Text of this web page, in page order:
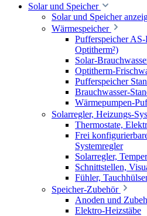
Solar und Speicher
Solar und Speicher
Wärmespeicher
Pufferspeicher
Optitherm²)
Solar-
Optitherm-
Pufferspeicher
Brauchwasser-
Wärmepumpen-
Solarregler, Heizungs-
Thermostate,
Frei
Systemregler
Solarregler,
Schnittstellen,
Fühler,
Speicher-Zubehör
Anoden und
Elektro-Heizstäbe